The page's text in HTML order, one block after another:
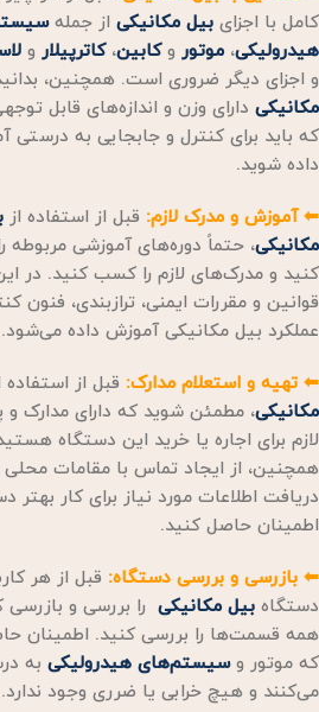
کامل با اجزای بیل مکانیکی از جمله
هیدرولیکی، موتور وکابین،کاترپیلار و
و اجزای دیگر ضروری است. همچنین،
مکانیکی دارای وزن و اندازه‌های قابل
که باید برای کنترل و جابجایی به درستی
داده شوید.
⬅ آموزش و مدرک لازم: قبل از استفاده از
مکانیکی، حتماً دوره‌های آموزشی مربوطه
کنید و مدرک‌های لازم را کسب کنید. در
قوانین و مقررات ایمنی، ترازبندی، فنون
عملکرد بیل مکانیکی آموزش داده می‌شود.
⬅ تهیه و استعلام مدارک: قبل از استفاده
مکانیکی، مطمئن شوید که دارای مدارک و
لازم برای اجاره یا خرید این دستگاه
همچنین، از ایجاد تماس با مقامات محلی
دریافت اطلاعات مورد نیاز برای کار بهتر
اطمینان حاصل کنید.
⬅ بازرسی و بررسی دستگاه: قبل از هر
دستگاه بیل مکانیکی را بررسی و بازرسی
همه قسمت‌ها را بررسی کنید. اطمینان
که موتور وسیستم‌های هیدرولیکی به
می‌کنند و هیچ خرابی یا ضرری وجود ندارد.